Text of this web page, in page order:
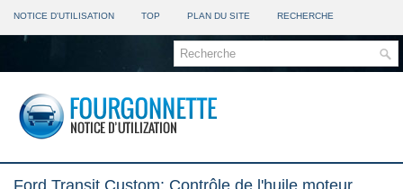
NOTICE D'UTILISATION TOP PLAN DU SITE RECHERCHE
Ford Transit Custom: Contrôle de l'huile moteur